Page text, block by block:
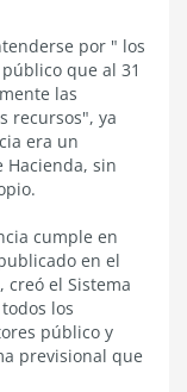
por " los
que al 31
las
recursos", ya
era un
sin
cumple en
en el
creó el Sistema
los
público y
previsional que